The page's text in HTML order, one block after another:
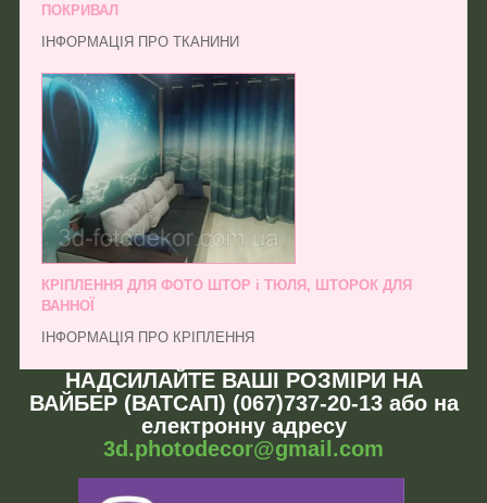
ПОКРИВАЛ
ІНФОРМАЦІЯ ПРО ТКАНИНИ
КРІПЛЕННЯ ДЛЯ ФОТО ШТОР і ТЮЛЯ, ШТОРОК ДЛЯ
ВАННОЇ
ІНФОРМАЦІЯ ПРО КРІПЛЕННЯ
НАДСИЛАЙТЕ ВАШІ РОЗМІРИ НА
ВАЙБЕР (ВАТСАП) (067)737-20-13 або на
електронну адресу
3d.photodecor@gmail.com